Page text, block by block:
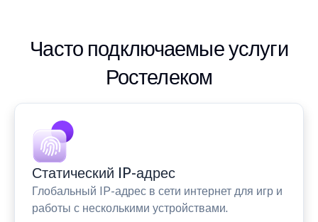
Часто подключаемые услуги
Ростелеком
Статический IP-адрес
Глобальный IP-адрес в сети интернет для игр и
работы с несколькими устройствами.